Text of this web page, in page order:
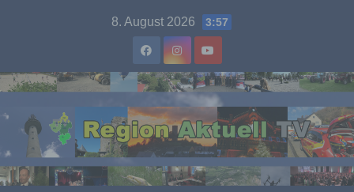
8. August 2026 3:57